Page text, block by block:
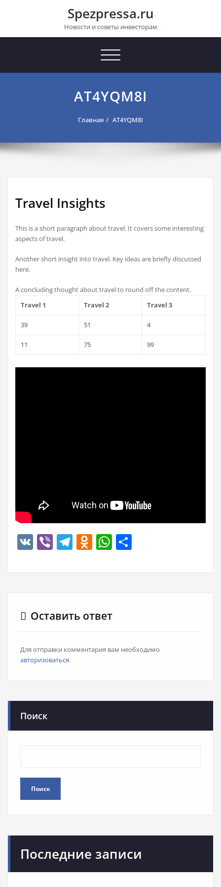
Spezpressa.ru
Новости и советы инвесторам
Toggle
AT4YQM8I
Главная AT4YQM8I
Travel Insights
This is a short paragraph about travel. It covers some interesting
aspects of travel.
Another short insight into travel. Key ideas are briefly discussed
here.
A concluding thought about travel to round off the content.
Travel 1
Travel 2 Travel 3
39 51 4
11 75 99
VK ViberTelegram
Odnoklassniki
WhatsApp
Оставить ответ
Для отправки комментария вам необходимо
авторизоваться.
Поиск
Поиск
Последние записи